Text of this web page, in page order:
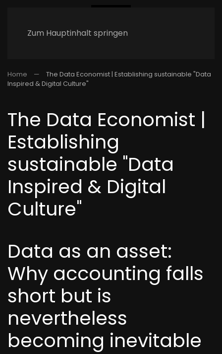
Zum Hauptinhalt springen
Home
The Data Economist | Establishing sustainable "Data
Inspired & Digital Culture"
The Data Economist |
Establishing
sustainable "Data
Inspired & Digital
Culture"
Data as an asset:
Why accounting falls
short but is
nevertheless
becoming inevitable